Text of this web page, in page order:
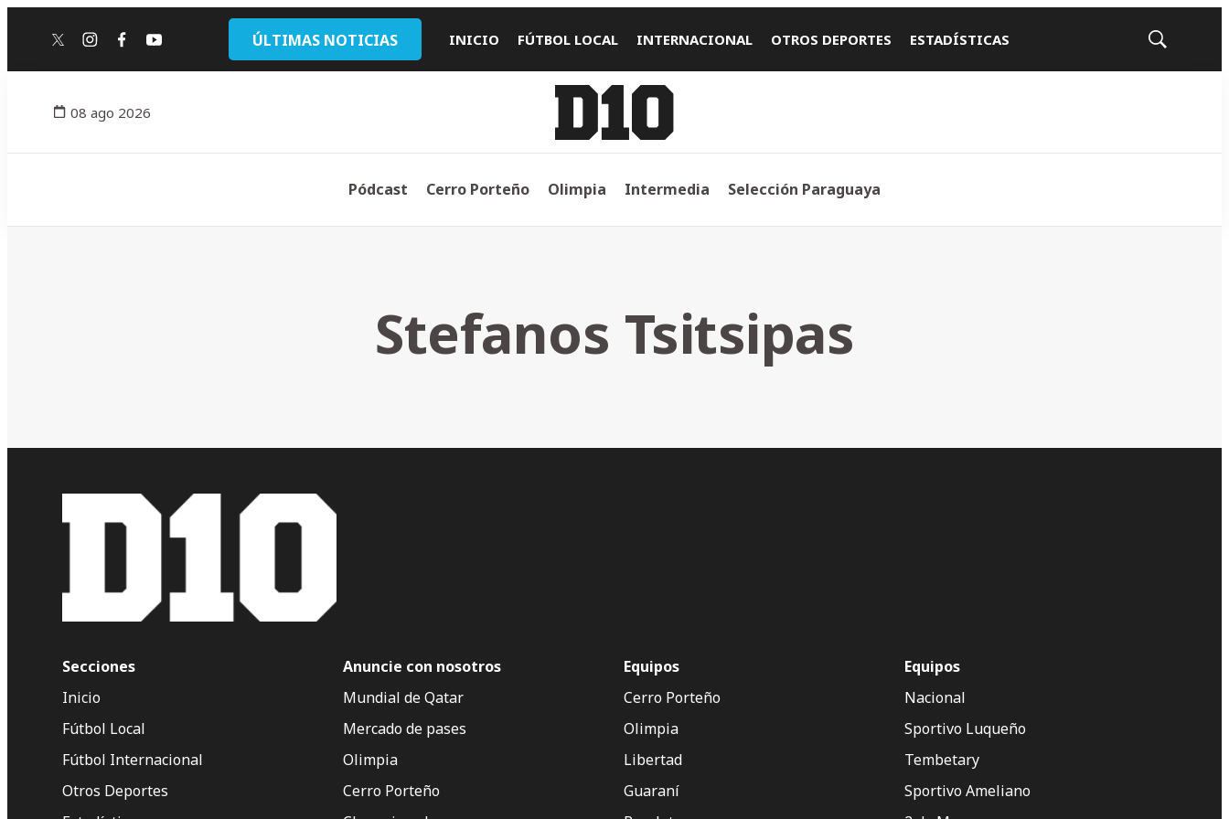
twitterinstagram
facebook
youtube ÚLTIMAS NOTICIAS INICIO FÚTBOL LOCAL INTERNACIONAL OTROS DEPORTES ESTADÍSTICAS
Mostrar
08 ago 2026
Pódcast Cerro Porteño Olimpia Intermedia Selección Paraguaya
Stefanos Tsitsipas
Secciones
Inicio
Fútbol Local
Fútbol Internacional
Otros Deportes
Anuncie con nosotros
Mundial de Qatar
Mercado de pases
Olimpia
Cerro Porteño
Equipos
Cerro Porteño
Olimpia
Libertad
Guaraní
Equipos
Nacional
Sportivo Luqueño
Tembetary
Sportivo Ameliano